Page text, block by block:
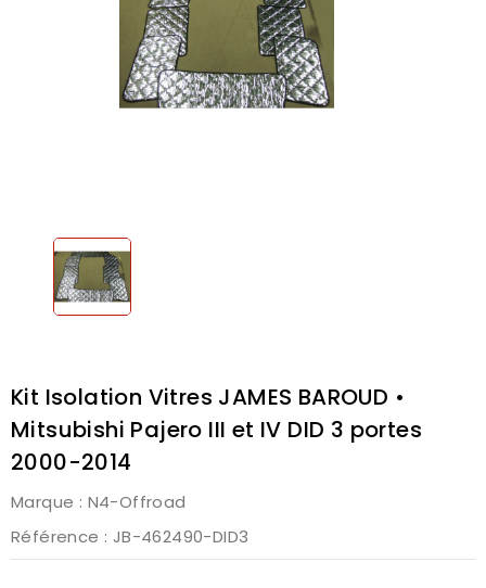
Kit Isolation Vitres JAMES BAROUD •
Mitsubishi Pajero III et IV DID 3 portes
2000-2014
Marque : N4-Offroad
Référence : JB-462490-DID3